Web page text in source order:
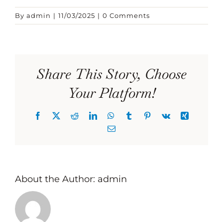
By admin | 11/03/2025 | 0 Comments
Share This Story, Choose
Your Platform!
Facebook Reddit LinkedInWhatsApp
TumblrPinterest
Vk
Email
About the Author: admin